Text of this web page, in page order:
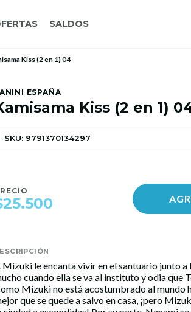
SALDOS
Kiss (2 en 1) 04
ESPAÑA
Kiss (2 en 1)
SKU: 9791370134297
Mizuki le encanta vivir en el santuario junto a
cuando ella se va al instituto y odia que
Mizuki no está acostumbrado al mundo
que se quede a salvo en casa, ¡pero